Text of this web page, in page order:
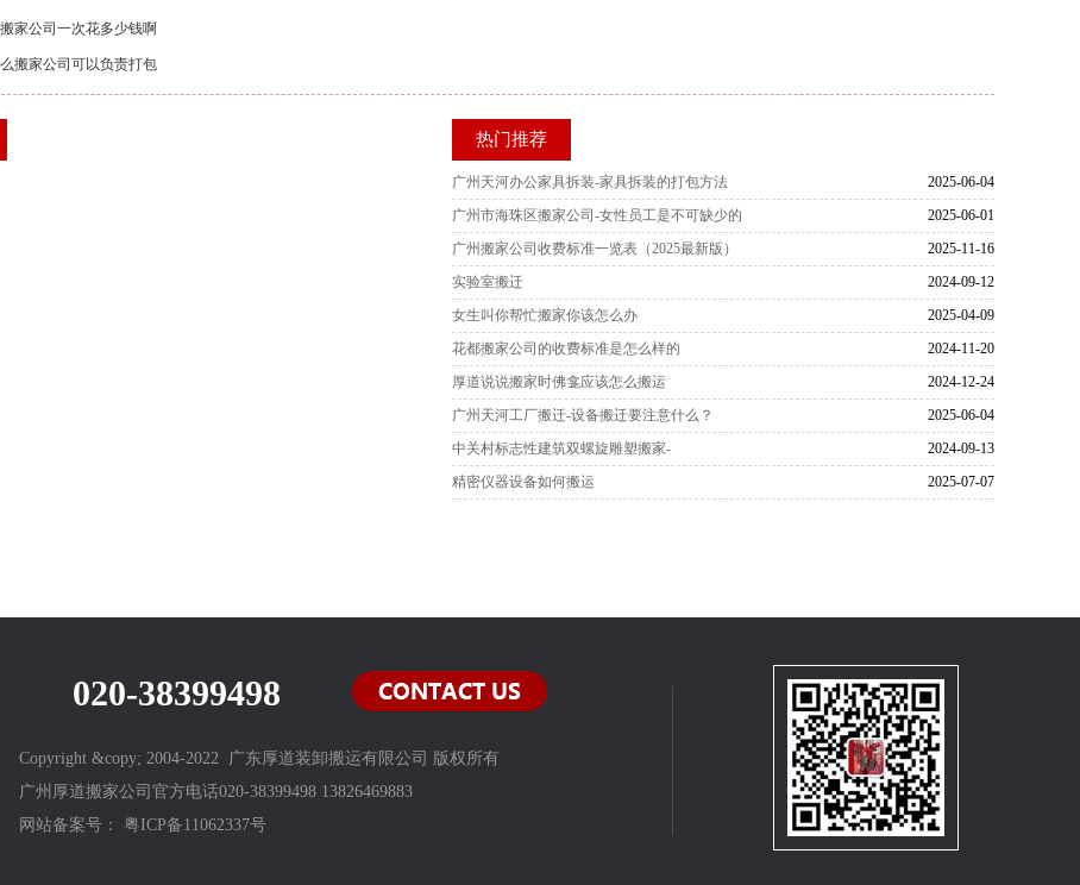
家公司一次花多少钱啊
搬家公司可以负责打包
热门推荐
2025-06-04
广州天河办公家具拆装-家具拆装的打包方法
2025-06-01
广州市海珠区搬家公司-女性员工是不可缺少的
2025-11-16
广州搬家公司收费标准一览表（2025最新版）
2024-09-12
实验室搬迁
2025-04-09
女生叫你帮忙搬家你该怎么办
2024-11-20
花都搬家公司的收费标准是怎么样的
2024-12-24
厚道说说搬家时佛龛应该怎么搬运
2025-06-04
广州天河工厂搬迁-设备搬迁要注意什么？
2024-09-13
中关村标志性建筑双螺旋雕塑搬家-
2025-07-07
精密仪器设备如何搬运
020-38399498
Copyright &copy; 2004-2022 广东厚道装卸搬运有限公司 版权所有
广州厚道搬家公司官方电话020-38399498 13826469883
网站备案号： 粤ICP备11062337号